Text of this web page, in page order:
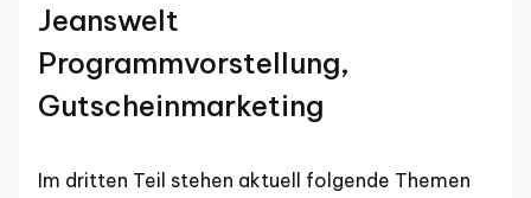
Jeanswelt
Programmvorstellung,
Gutscheinmarketing
Im dritten Teil stehen aktuell folgende Themen